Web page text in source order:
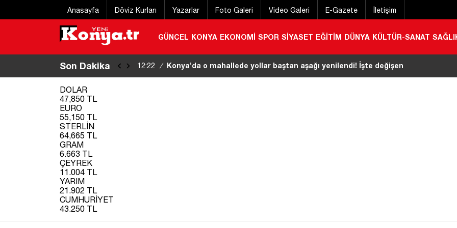
Anasayfa Döviz Kurları Yazarlar Foto Galeri Video Galeri E-Gazete İletişim
GÜNCEL KONYA EKONOMİ SPOR SİYASET EĞİTİM DÜNYA KÜLTÜR-SANAT
Son Dakika 12:20 / Cansever hayatını kaybetti! Cenaze programı detayları belli oldu
DOLAR
47,850 TL
EURO
55,150 TL
STERLİN
64,665 TL
GRAM
6.663 TL
ÇEYREK
11.004 TL
YARIM
21.902 TL
CUMHURİYET
43.250 TL